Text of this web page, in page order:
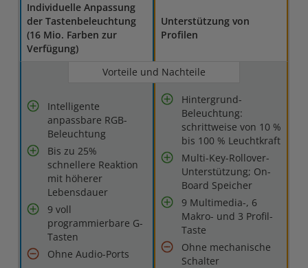
Individuelle Anpassung
der Tastenbeleuchtung
(16 Mio. Farben zur
Verfügung)
Unterstützung von
Profilen
Vorteile und Nachteile
Intelligente
anpassbare RGB-
Beleuchtung
Bis zu 25%
schnellere Reaktion
mit höherer
Lebensdauer
9 voll
programmierbare G-
Tasten
Ohne Audio-Ports
Hintergrund-
Beleuchtung:
schrittweise von 10 %
bis 100 % Leuchtkraft
Multi-Key-Rollover-
Unterstützung; On-
Board Speicher
9 Multimedia-, 6
Makro- und 3 Profil-
Taste
Ohne mechanische
Schalter